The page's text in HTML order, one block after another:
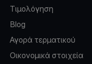
Τιμολόγηση
Blog
Αγορά τερματικού
Οικονομικά στοιχεία